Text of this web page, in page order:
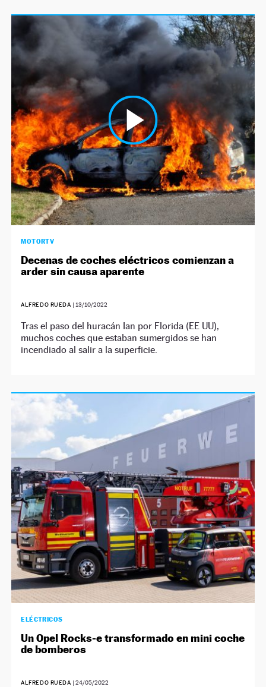
MOTORTV
Decenas de coches eléctricos comienzan a
arder sin causa aparente
ALFREDO RUEDA | 13/10/2022
Tras el paso del huracán Ian por Florida (EE UU),
muchos coches que estaban sumergidos se han
incendiado al salir a la superficie.
ELÉCTRICOS
Un Opel Rocks-e transformado en mini coche
de bomberos
ALFREDO RUEDA | 24/05/2022